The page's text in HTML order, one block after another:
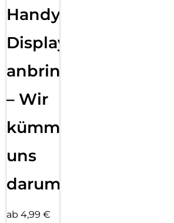
Handy
Displayfolie
anbringen
– Wir
kümmern
uns
darum!
ab 4,99 €